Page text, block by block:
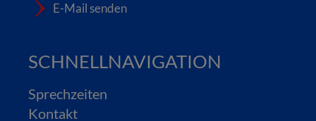
E-Mail senden
SCHNELLNAVIGATION
Sprechzeiten
Kontakt